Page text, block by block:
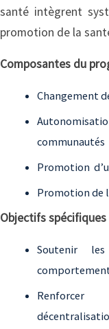
santé intègrent
promotion de la
Composantes du
Changement
communautés
Promotion
Promotion de
Objectifs spécifiques
Soutenir